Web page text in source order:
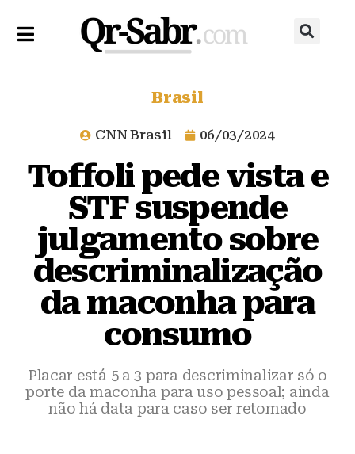
Brasil
CNN Brasil 06/03/2024
Toffoli pede vista e
STF suspende
julgamento sobre
descriminalização
da maconha para
consumo
Placar está 5 a 3 para descriminalizar só o
porte da maconha para uso pessoal; ainda
não há data para caso ser retomado